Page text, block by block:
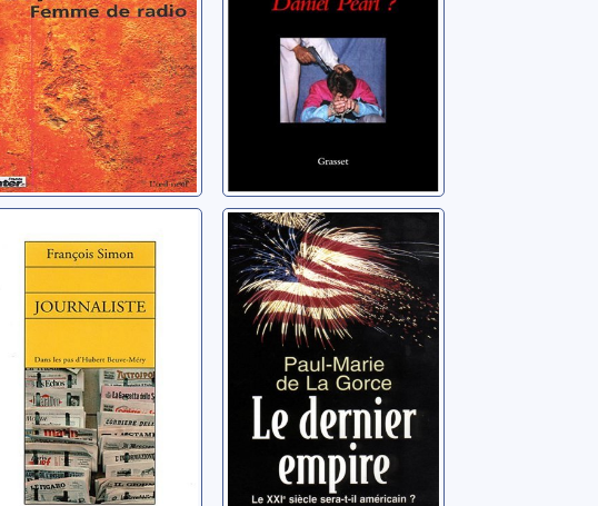
les pas d'Hubert
Beuve-Méry
Le dernier
empire: le
XXIème siècle
sera-t-il
américain?
La Gorce, Paul-Marie de